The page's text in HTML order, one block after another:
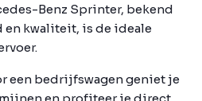
Benz Sprinter, bekend
kwaliteit, is de ideale
een bedrijfswagen geniet je
en profiteer je direct